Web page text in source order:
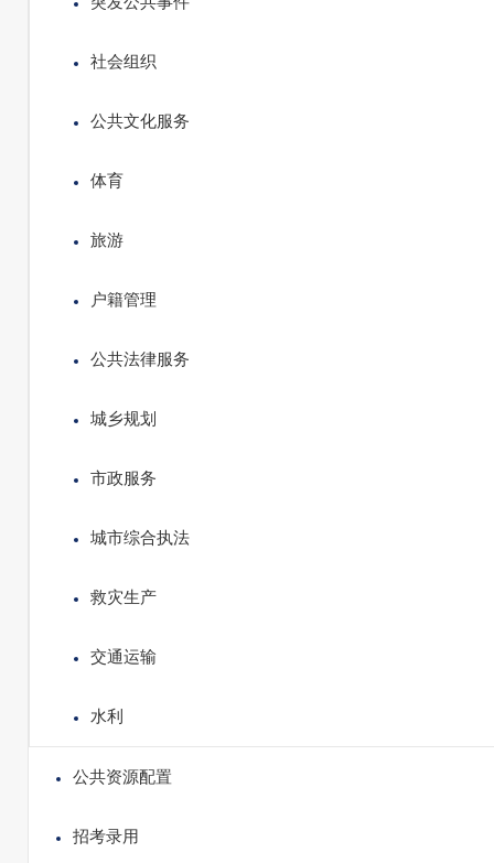
社会组织
公共文化服务
体育
旅游
户籍管理
公共法律服务
城乡规划
市政服务
城市综合执法
救灾生产
交通运输
水利
公共资源配置
招考录用